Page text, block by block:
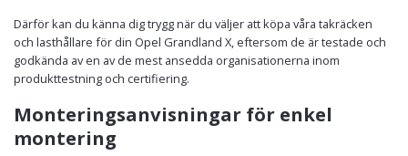
Därför kan du känna dig trygg när du väljer att köpa våra takräcken
och lasthållare för din Opel Grandland X, eftersom de är testade och
godkända av en av de mest ansedda organisationerna inom
produkttestning och certifiering.
Monteringsanvisningar för enkel
montering